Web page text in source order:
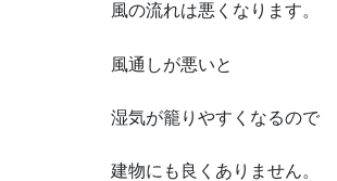
風の流れは悪くなります。
風通しが悪いと
湿気が籠りやすくなるので
建物にも良くありません。